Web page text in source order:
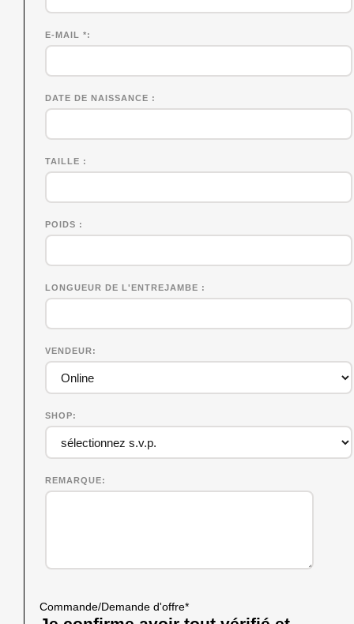
E-MAIL *
DATE DE NAISSANCE
TAILLE
POIDS
LONGUEUR DE L'ENTREJAMBE
VENDEUR
SHOP
REMARQUE
Commande/Demande d'offre*